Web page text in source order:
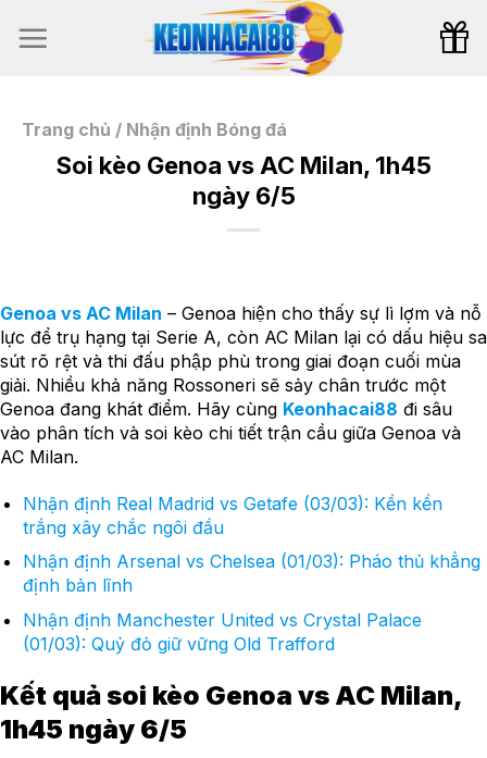
qua
Trang chủ / Nhận định Bóng đá
Soi kèo Genoa vs AC Milan, 1h45
ngày 6/5
Genoa vs AC Milan – Genoa hiện cho thấy sự lì lợm và nỗ
lực để trụ hạng tại Serie A, còn AC Milan lại có dấu hiệu sa
sút rõ rệt và thi đấu phập phù trong giai đoạn cuối mùa
giải. Nhiều khả năng Rossoneri sẽ sảy chân trước một
Genoa đang khát điểm. Hãy cùng Keonhacai88 đi sâu
vào phân tích và soi kèo chi tiết trận cầu giữa Genoa và
AC Milan.
Nhận định Real Madrid vs Getafe (03/03): Kền kền
trắng xây chắc ngôi đầu
Nhận định Arsenal vs Chelsea (01/03): Pháo thủ khẳng
định bản lĩnh
Nhận định Manchester United vs Crystal Palace
(01/03): Quỷ đỏ giữ vững Old Trafford
Kết quả soi kèo Genoa vs AC Milan,
1h45 ngày 6/5